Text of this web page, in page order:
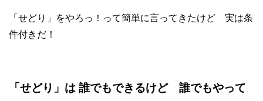
「せどり」をやろっ！って簡単に言ってきたけど 実は条
件付きだ！
「せどり」は 誰でもできるけど 誰でもやって